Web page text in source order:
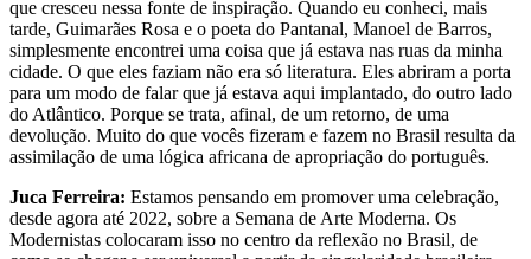
que cresceu nessa fonte de inspiração. Quando eu conheci, mais
tarde, Guimarães Rosa e o poeta do Pantanal, Manoel de Barros,
simplesmente encontrei uma coisa que já estava nas ruas da minha
cidade. O que eles faziam não era só literatura. Eles abriram a porta
para um modo de falar que já estava aqui implantado, do outro lado
do Atlântico. Porque se trata, afinal, de um retorno, de uma
devolução. Muito do que vocês fizeram e fazem no Brasil resulta da
assimilação de uma lógica africana de apropriação do português.
Juca Ferreira: Estamos pensando em promover uma celebração,
desde agora até 2022, sobre a Semana de Arte Moderna. Os
Modernistas colocaram isso no centro da reflexão no Brasil, de